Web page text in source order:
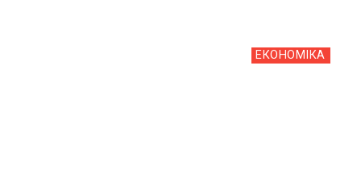
ЕКОНОМІКА